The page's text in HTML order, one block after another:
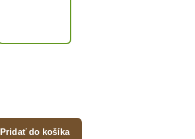
Pridať do košíka